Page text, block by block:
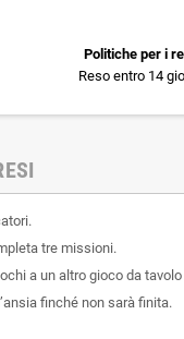
Politiche per i
Reso entro 14
tre missioni.
a un altro gioco da
finché non sarà finita.